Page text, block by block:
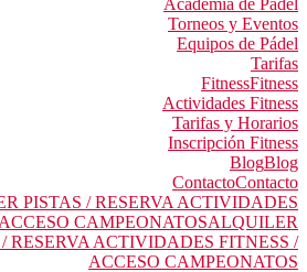
Academia de Pádel
Torneos y Eventos
Equipos de Pádel
Tarifas
FitnessFitness
Actividades Fitness
Tarifas y Horarios
Inscripción Fitness
BlogBlog
ContactoContacto
PISTAS / RESERVA ACTIVIDADES
CAMPEONATOSALQUILER
RESERVA ACTIVIDADES FITNESS /
ACCESO CAMPEONATOS